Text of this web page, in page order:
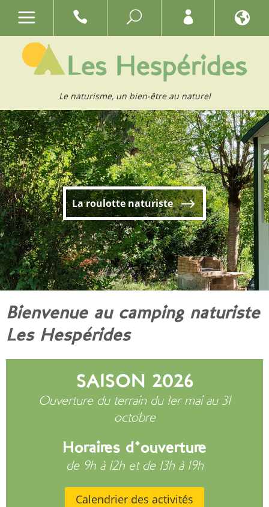
Le naturisme, un bien-être au naturel
La roulotte naturiste
Bienvenue au camping naturiste
Les Hespérides
SAISON 2026
Ouverture du terrain du 1er mai au 31
octobre
Horaires d'ouverture
de 9h à 12h et de 13h à 19h
Calendrier des activités